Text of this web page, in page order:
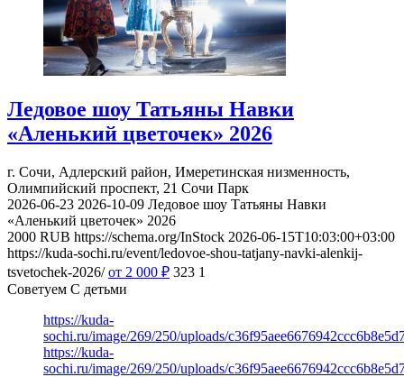
Ледовое шоу Татьяны Навки
«Аленький цветочек» 2026
г. Сочи, Адлерский район, Имеретинская низменность,
Олимпийский проспект, 21 Сочи Парк
2026-06-23 2026-10-09 Ледовое шоу Татьяны Навки
«Аленький цветочек» 2026
2000 RUB https://schema.org/InStock 2026-06-15T10:03:00+03:00
https://kuda-sochi.ru/event/ledovoe-shou-tatjany-navki-alenkij-
tsvetochek-2026/ от 2 000 ₽ 323 1
Советуем С детьми
https://kuda-
sochi.ru/image/269/250/uploads/
https://kuda-
sochi.ru/image/269/250/uploads/